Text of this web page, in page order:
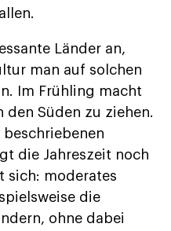
Länder an,
man auf solchen
Im Frühling macht
den Süden zu ziehen.
beschriebenen
die Jahreszeit noch
sich: moderates
die
ohne dabei